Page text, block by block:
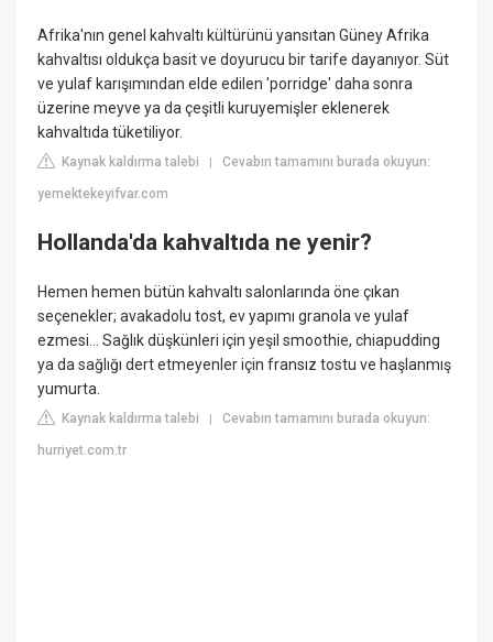
Afrika'nın genel kahvaltı kültürünü yansıtan Güney Afrika
kahvaltısı oldukça basit ve doyurucu bir tarife dayanıyor. Süt
ve yulaf karışımından elde edilen 'porridge' daha sonra
üzerine meyve ya da çeşitli kuruyemişler eklenerek
kahvaltıda tüketiliyor.
Kaynak kaldırma talebi |Cevabın tamamını burada okuyun:
yemektekeyifvar.com
Hollanda'da kahvaltıda ne yenir?
Hemen hemen bütün kahvaltı salonlarında öne çıkan
seçenekler; avakadolu tost, ev yapımı granola ve yulaf
ezmesi... Sağlık düşkünleri için yeşil smoothie, chiapudding
ya da sağlığı dert etmeyenler için fransız tostu ve haşlanmış
yumurta.
Kaynak kaldırma talebi |Cevabın tamamını burada okuyun:
hurriyet.com.tr